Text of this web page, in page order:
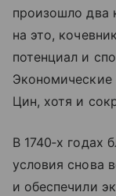
произошло два
на это,
потенциал и
Цин, хотя и
В 1740‑х годах
условия снова
и обеспечили